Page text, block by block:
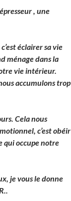
, une
éclairer sa vie
ménage dans la
vie intérieur.
accumulons trop
Cela nous
c’est obéir
qui occupe notre
je vous le donne